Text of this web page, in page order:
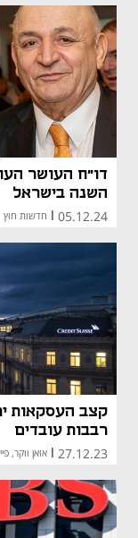
השנה בישראל
05.12.24
| חדשות חוץ
קצב העסקאות
רבבות עובדים
27.12.23
| אואן ווקר,